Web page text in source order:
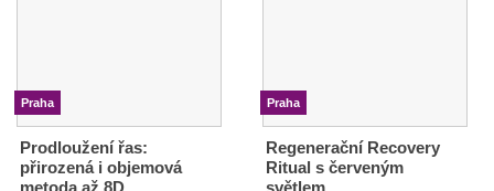
Praha
Prodloužení řas:
přirozená i objemová
Praha
Regenerační Recovery
Ritual s červeným